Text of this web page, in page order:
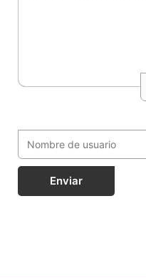
Enviar